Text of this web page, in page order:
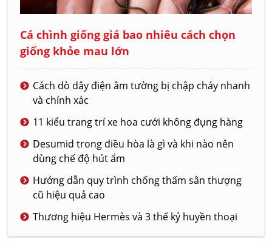
Cá chình giống giá bao nhiêu cách chọn
giống khỏe mau lớn
Cách dò dây điện âm tường bị chập cháy nhanh
và chính xác
11 kiểu trang trí xe hoa cưới không đụng hàng
Desumid trong điều hòa là gì và khi nào nên
dùng chế độ hút ẩm
Hướng dẫn quy trình chống thấm sân thượng
cũ hiệu quả cao
Thương hiệu Hermès và 3 thế kỷ huyền thoại